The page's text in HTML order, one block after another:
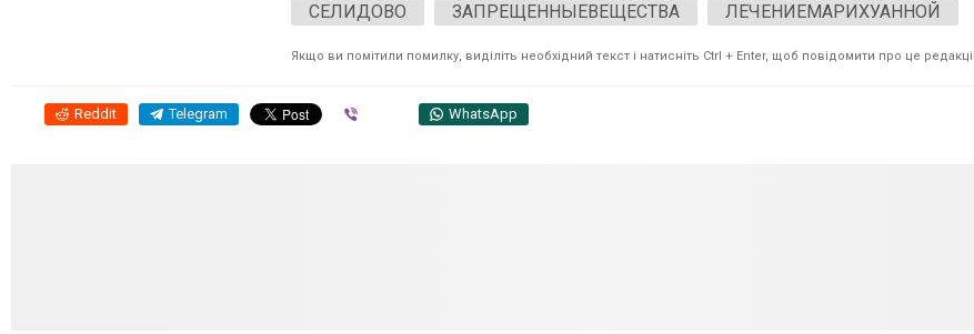
СЕЛИДОВО
ЗАПРЕЩЕННЫЕВЕЩЕСТВА ЛЕЧЕНИЕМАРИХУАННОЙ
Якщо ви помітили помилку, виділіть необхідний текст і натисніть Ctrl + Enter, щоб повідомити про це
Reddit Telegram WhatsApp